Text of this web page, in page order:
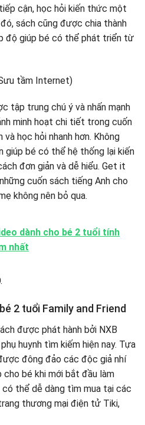
cận, học hỏi kiến thức một
sách cũng được chia thành
độ giúp bé có thể phát triển từ
tập trung chú ý và nhấn mạnh
minh hoạt chi tiết trong cuốn
học hỏi nhanh hơn. Không
giúp bé có thể hệ thống lại kiến
đơn giản và dễ hiểu. Get it
cuốn sách tiếng Anh cho
không nên bỏ qua.
dành cho bé 2 tuổi tính
nhất
2 tuổi Family and Friend
được phát hành bởi NXB
huynh tìm kiếm hiện nay. Tựa
đông đảo các độc giả nhí
bé khi mới bắt đầu làm
có thể dễ dàng tìm mua tại các
thương mại điện tử Tiki,